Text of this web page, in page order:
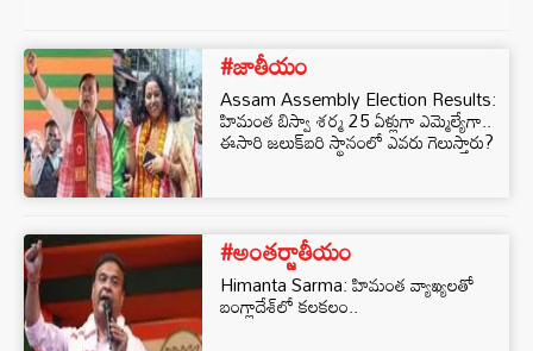
#జాతీయం
Assam Assembly Election Results:
హిమంత బిస్వా శర్మ 25 ఏళ్లుగా ఎమ్మెల్యేగా..
ఈసారి జలుక్‌బరి స్థానంలో ఎవరు గెలుస్తారు?
#అంతర్జాతీయం
Himanta Sarma: హిమంత వ్యాఖ్యలతో
బంగ్లాదేశ్‌లో కలకలం..